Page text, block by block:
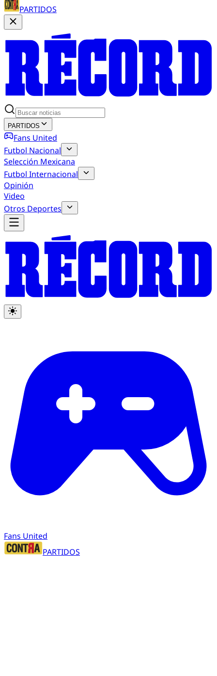
PARTIDOS
PARTIDOS
Fans United
Futbol Nacional
Selección Mexicana
Futbol Internacional
Opinión
Video
Otros Deportes
Fans United
PARTIDOS